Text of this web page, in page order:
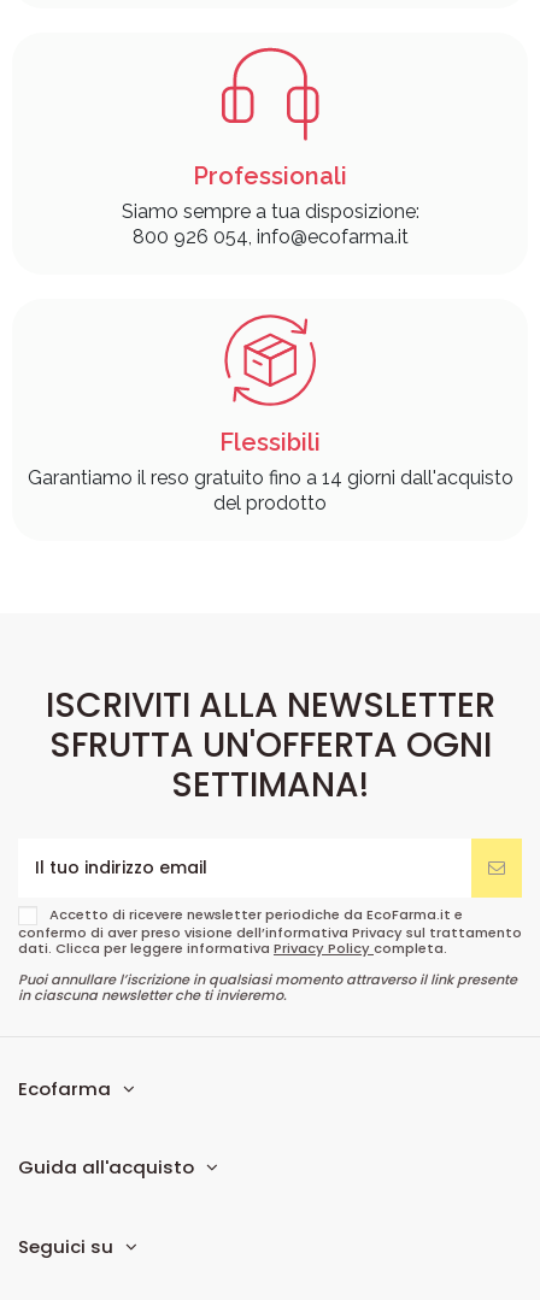
Professionali
Siamo sempre a tua disposizione:
800 926 054, info@ecofarma.it
Flessibili
Garantiamo il reso gratuito fino a 14 giorni dall'acquisto
del prodotto
ISCRIVITI ALLA NEWSLETTER
SFRUTTA UN'OFFERTA OGNI
SETTIMANA!
Accetto di ricevere newsletter periodiche da EcoFarma.it e
confermo di aver preso visione dell’informativa Privacy sul trattamento
dati. Clicca per leggere informativa Privacy Policycompleta.
Puoi annullare l’iscrizione in qualsiasi momento attraverso il link presente
in ciascuna newsletter che ti invieremo.
Ecofarma
Guida all'acquisto
Seguici su